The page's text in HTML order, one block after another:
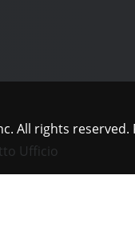
All rights reserved.
Ufficio